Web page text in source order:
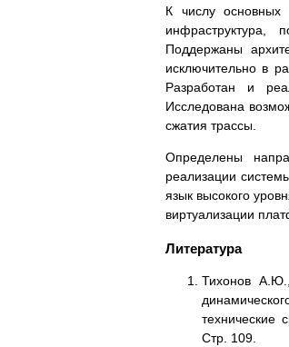
К числу основных
инфраструктура,
Поддержаны
исключительно в
Разработан и
Исследована
сжатия трассы.
Определены
реализации
язык высокого
виртуализации
Литература
Тихонов
технические
Стр. 109.